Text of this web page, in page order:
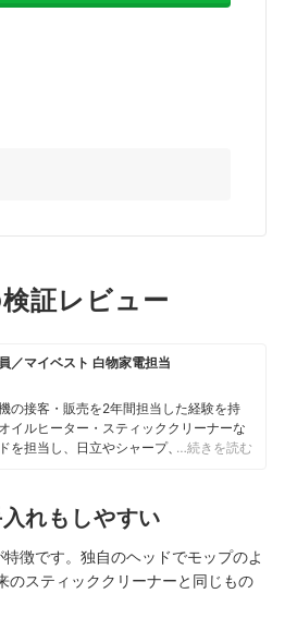
証レビュー
／マイベスト 白物家電担当
の接客・販売を2年間担当した経験を持
イルヒーター・スティッククリーナーな
を担当し、日立やシャープ、パナソニッ
ンテンツ制作を行う。
…続きを読む
れもしやすい
徴です。独自のヘッドでモップのよ
のスティッククリーナーと同じもの